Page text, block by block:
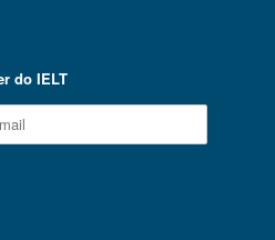
do IELT